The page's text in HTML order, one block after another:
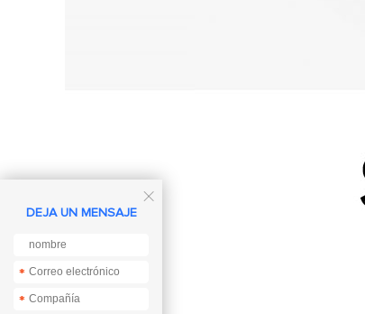

DEJA UN MENSAJE
*
*
*
*